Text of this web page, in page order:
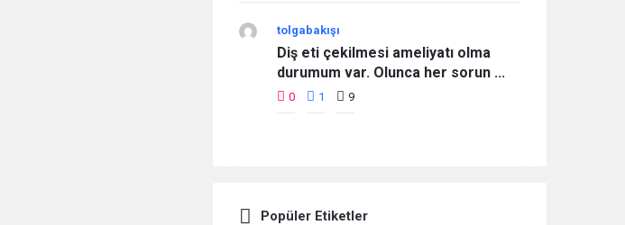
tolgabakışı
Diş eti çekilmesi ameliyatı olma
durumum var. Olunca her sorun ...
0 1 9
Popüler Etiketler